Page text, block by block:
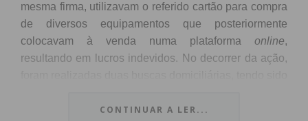
mesma firma, utilizavam o referido cartão para compra
de diversos equipamentos que posteriormente
colocavam à venda numa plataforma online,
resultando em lucros indevidos. No decorrer da ação,
Três computadores; Dois monitores; Um drone; Dois
CONTINUAR A LER...